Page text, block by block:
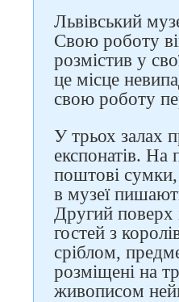
Львівський
Свою роботу
розмістив у
це місце
свою роботу
У трьох залах
експонатів. На
поштові
в музеї
Другий поверх
гостей з
сріблом,
розміщені на
живописом